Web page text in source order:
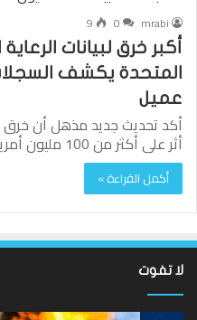
mrabi
0
9
أكبر خرق لبيانات
عميل
أثر على أكثر من 100 مليون أمريكي، مما يجعله…
أكمل القراءة »
لا تفوت